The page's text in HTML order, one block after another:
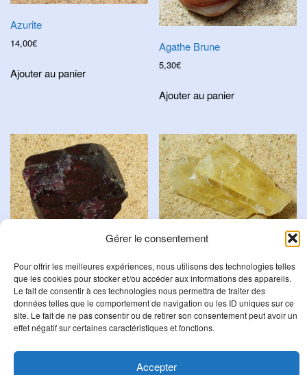
Gérer le consentement
Pour offrir les meilleures expériences, nous utilisons des technologies telles
que les cookies pour stocker et/ou accéder aux informations des appareils.
Le fait de consentir à ces technologies nous permettra de traiter des
données telles que le comportement de navigation ou les ID uniques sur ce
site. Le fait de ne pas consentir ou de retirer son consentement peut avoir un
effet négatif sur certaines caractéristiques et fonctions.
Accepter
Azurite
14,00€
Ajouter au panier
Agathe Brune
5,30€
Ajouter au panier
Grenat Rouge
12,00€
Ajouter au panier
5,50€
Ajouter au panier